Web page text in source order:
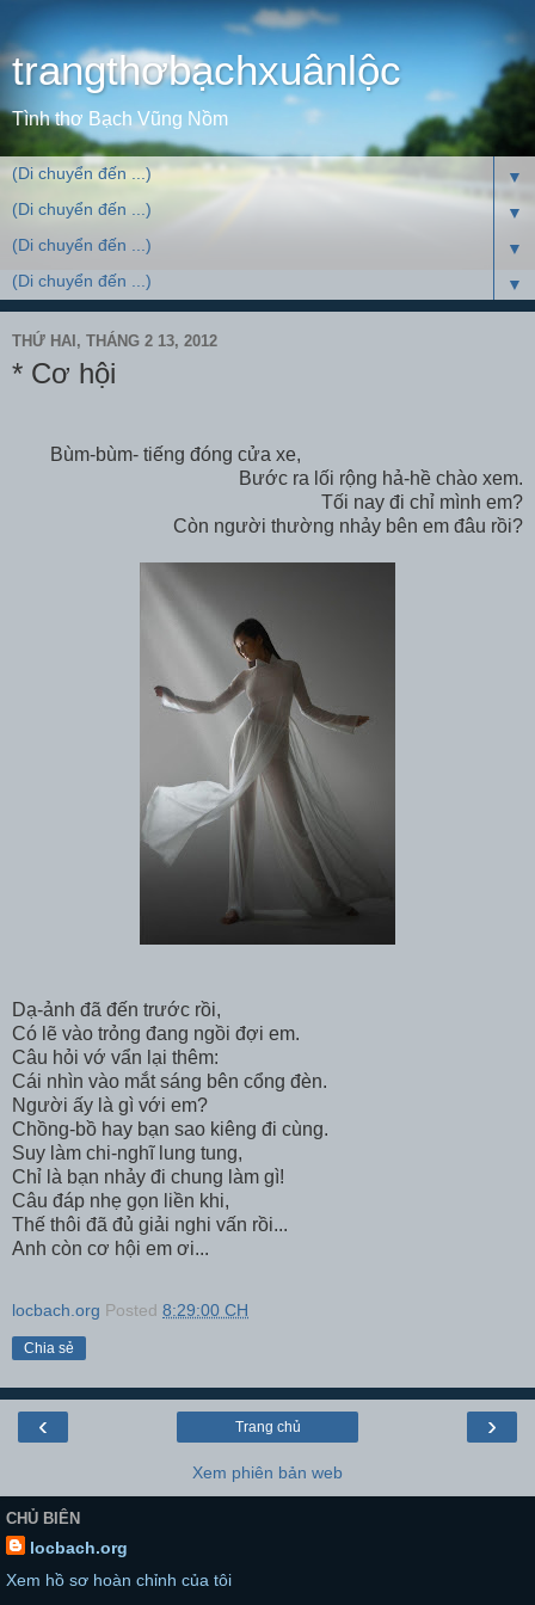
trangthơbạchxuânlộc
Tình thơ Bạch Vũng Nồm
▼
▼
▼
▼
THỨ HAI, THÁNG 2 13, 2012
* Cơ hội
Bùm-bùm- tiếng đóng cửa xe,
Bước ra lối rộng hả-hề chào xem.
Tối nay đi chỉ mình em?
Còn người thường nhảy bên em đâu rồi?
Dạ-ảnh đã đến trước rồi,
Có lẽ vào trỏng đang ngồi đợi em.
Câu hỏi vớ vẩn lại thêm:
Cái nhìn vào mắt sáng bên cổng đèn.
Người ấy là gì với em?
Chồng-bồ hay bạn sao kiêng đi cùng.
Suy làm chi-nghĩ lung tung,
Chỉ là bạn nhảy đi chung làm gì!
Câu đáp nhẹ gọn liền khi,
Thế thôi đã đủ giải nghi vấn rồi...
Anh còn cơ hội em ơi...
locbach.org Posted 8:29:00 CH
Chia sẻ
‹ ›
Trang chủ
Xem phiên bản web
CHỦ BIÊN
locbach.org
Xem hồ sơ hoàn chỉnh của tôi